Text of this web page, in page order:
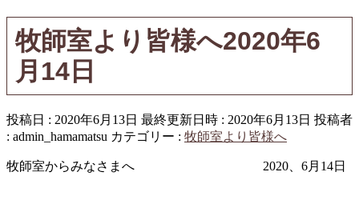
牧師室より皆様へ2020年6
月14日
投稿日 : 2020年6月13日 最終更新日時 : 2020年6月13日 投稿者
: admin_hamamatsu カテゴリー : 牧師室より皆様へ
牧師室からみなさまへ 2020、6月14日